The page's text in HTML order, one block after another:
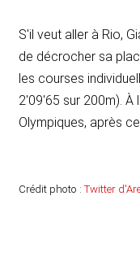
S'il veut aller à Rio,
de décrocher sa
les courses
2'09'65 sur 200m).
Olympiques, après
Crédit photo :Twitter